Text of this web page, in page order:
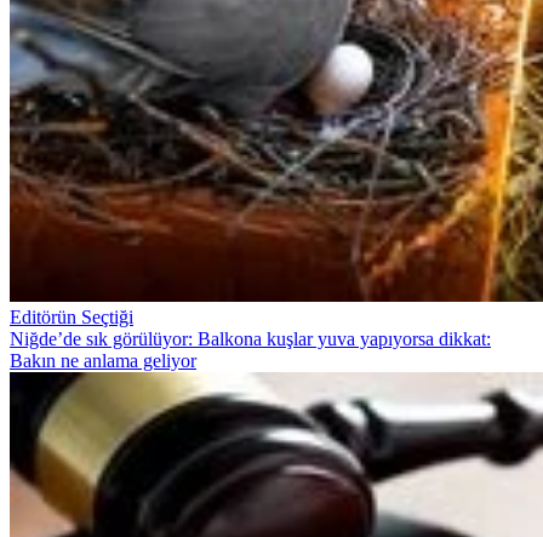
Editörün Seçtiği
Niğde’de sık görülüyor: Balkona kuşlar yuva yapıyorsa dikkat:
Bakın ne anlama geliyor